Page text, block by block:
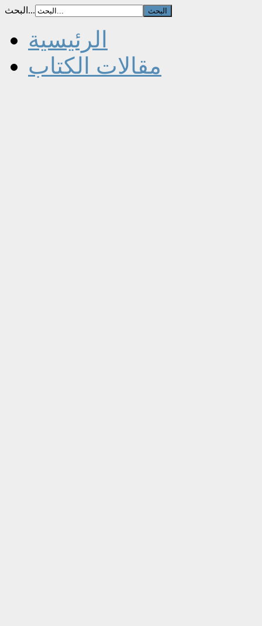
البحث...
الرئيسية
مقالات الكتاب